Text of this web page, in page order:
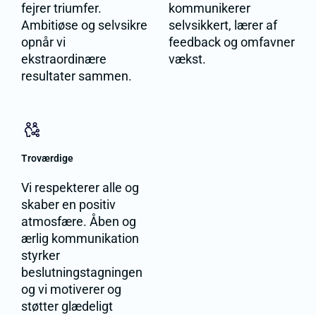
fejrer triumfer.
Ambitiøse og selvsikre
opnår vi
ekstraordinære
resultater sammen.
kommunikerer
selvsikkert, lærer af
feedback og omfavner
vækst.
Troværdige
Vi respekterer alle og
skaber en positiv
atmosfære. Åben og
ærlig kommunikation
styrker
beslutningstagningen
og vi motiverer og
støtter glædeligt